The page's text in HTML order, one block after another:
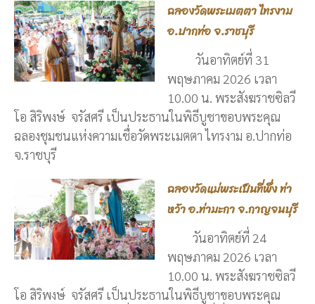
ฉลองวัดพระเมตตา ไทรงาม
อ.ปากท่อ จ.ราชบุรี
วันอาทิตย์ที่ 31
พฤษภาคม 2026 เวลา
10.00 น. พระสังฆราชซิลวี
โอ สิริพงษ์ จรัสศรี เป็นประธานในพิธีบูชาขอบพระคุณ
ฉลองชุมชนแห่งความเชื่อวัดพระเมตตา ไทรงาม อ.ปากท่อ
จ.ราชบุรี
ฉลองวัดแม่พระเป็นที่พึ่ง ท่า
หว้า อ.ท่ามะกา จ.กาญจนบุรี
วันอาทิตย์ที่ 24
พฤษภาคม 2026 เวลา
10.00 น. พระสังฆราชซิลวี
โอ สิริพงษ์ จรัสศรี เป็นประธานในพิธีบูชาขอบพระคุณ